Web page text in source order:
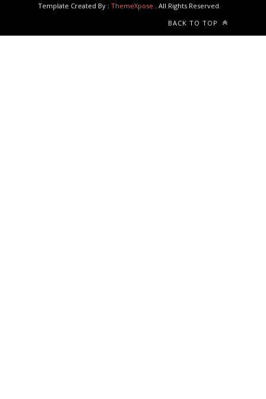
Template Created By : ThemeXpose
. All Rights Reserved.
BACK TO TOP